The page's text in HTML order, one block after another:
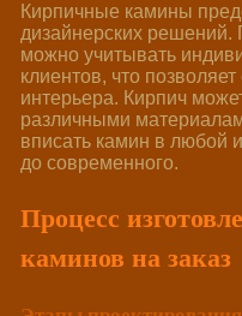
Кирпичные камины
дизайнерских решений.
можно учитывать
клиентов, что
интерьера. Кирпич
различными
вписать камин в любой
до современного.
Процесс
каминов на заказ